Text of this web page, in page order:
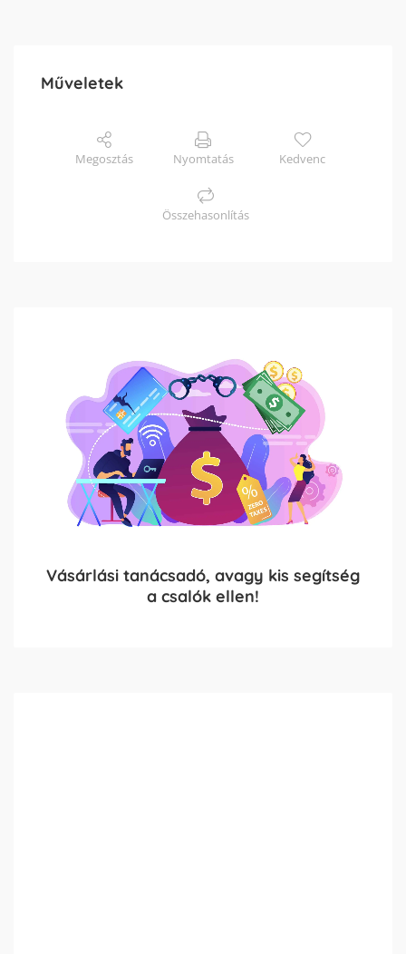
Műveletek
Megosztás Nyomtatás Kedvenc
Összehasonlítás
Vásárlási tanácsadó, avagy kis segítség
a csalók ellen!